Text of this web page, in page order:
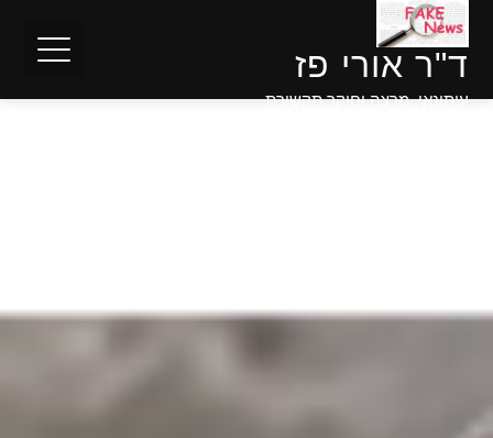
ד"ר אורי פז
עיתונאי, מרצה וחוקר תקשורת